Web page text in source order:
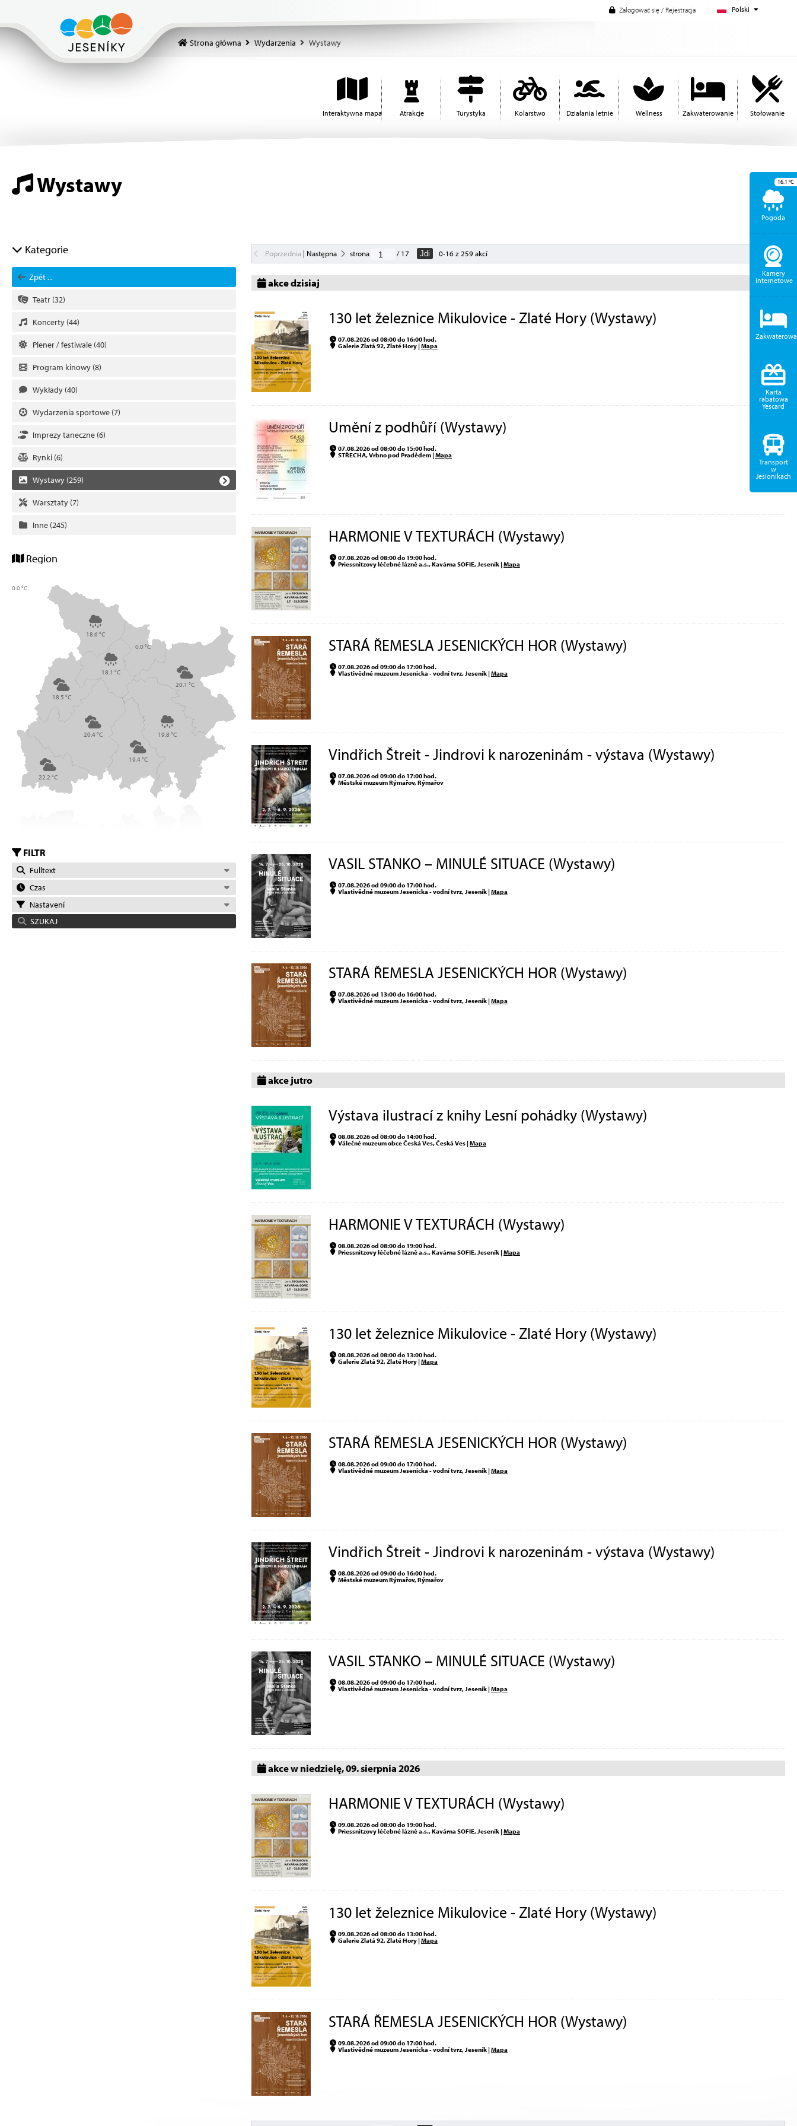
Polski
Zalogować się / Rejestracja
Strona główna Wydarzenia Wystawy
Interaktywna mapa Atrakcje Turystyka Kolarstwo Działania letnie Wellness Zakwaterowanie Stołowanie
Wystawy
Kategorie
Zpět ...
Teatr (32)
Koncerty (44)
Plener / festiwale (40)
Program kinowy (8)
Wykłady (40)
Wydarzenia sportowe (7)
Imprezy taneczne (6)
Rynki (6)
Wystawy (259)
Warsztaty (7)
Inne (245)
Region
18.1 °C
20.4 °C
18.6 °C
0.0 °C
22.2 °C
18.5 °C
19.8 °C
19.4 °C
20.1 °C
0.0 °C
FILTR
Fulltext
Czas
Nastavení
SZUKAJ
Poprzednia | Następna strona / 17 Jdi 0-16 z 259 akcí
akce dzisiaj
130 let železnice Mikulovice - Zlaté Hory (Wystawy)
07.08.2026 od 08:00 do 16:00 hod.
Galerie Zlatá 92, Zlaté Hory |Mapa
Umění z podhůří (Wystawy)
07.08.2026 od 08:00 do 15:00 hod.
STŘECHA, Vrbno pod Pradědem |Mapa
HARMONIE V TEXTURÁCH (Wystawy)
07.08.2026 od 08:00 do 19:00 hod.
Priessnitzovy léčebné lázně a.s., Kavárna SOFIE, Jeseník |Mapa
STARÁ ŘEMESLA JESENICKÝCH HOR (Wystawy)
07.08.2026 od 09:00 do 17:00 hod.
Vlastivědné muzeum Jesenicka - vodní tvrz, Jeseník |Mapa
Vindřich Štreit - Jindrovi k narozeninám - výstava (Wystawy)
07.08.2026 od 09:00 do 17:00 hod.
Městské muzeum Rýmařov, Rýmařov
VASIL STANKO – MINULÉ SITUACE (Wystawy)
07.08.2026 od 09:00 do 17:00 hod.
Vlastivědné muzeum Jesenicka - vodní tvrz, Jeseník |Mapa
STARÁ ŘEMESLA JESENICKÝCH HOR (Wystawy)
07.08.2026 od 13:00 do 16:00 hod.
Vlastivědné muzeum Jesenicka - vodní tvrz, Jeseník |Mapa
akce jutro
Výstava ilustrací z knihy Lesní pohádky (Wystawy)
08.08.2026 od 08:00 do 14:00 hod.
Válečné muzeum obce Česká Ves, Česká Ves |Mapa
HARMONIE V TEXTURÁCH (Wystawy)
08.08.2026 od 08:00 do 19:00 hod.
Priessnitzovy léčebné lázně a.s., Kavárna SOFIE, Jeseník |Mapa
130 let železnice Mikulovice - Zlaté Hory (Wystawy)
08.08.2026 od 08:00 do 13:00 hod.
Galerie Zlatá 92, Zlaté Hory |Mapa
STARÁ ŘEMESLA JESENICKÝCH HOR (Wystawy)
08.08.2026 od 09:00 do 17:00 hod.
Vlastivědné muzeum Jesenicka - vodní tvrz, Jeseník |Mapa
Vindřich Štreit - Jindrovi k narozeninám - výstava (Wystawy)
08.08.2026 od 09:00 do 16:00 hod.
Městské muzeum Rýmařov, Rýmařov
VASIL STANKO – MINULÉ SITUACE (Wystawy)
08.08.2026 od 09:00 do 17:00 hod.
Vlastivědné muzeum Jesenicka - vodní tvrz, Jeseník |Mapa
akce w niedzielę, 09. sierpnia 2026
HARMONIE V TEXTURÁCH (Wystawy)
09.08.2026 od 08:00 do 19:00 hod.
Priessnitzovy léčebné lázně a.s., Kavárna SOFIE, Jeseník |Mapa
130 let železnice Mikulovice - Zlaté Hory (Wystawy)
09.08.2026 od 08:00 do 13:00 hod.
Galerie Zlatá 92, Zlaté Hory |Mapa
STARÁ ŘEMESLA JESENICKÝCH HOR (Wystawy)
09.08.2026 od 09:00 do 17:00 hod.
Vlastivědné muzeum Jesenicka - vodní tvrz, Jeseník |Mapa
Pogoda
16.1 °C
Kamery
internetowe
Karta
rabatowa
Yescard
Transport
w
Jesionikach